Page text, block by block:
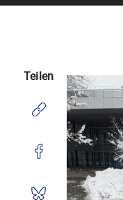
Teilen